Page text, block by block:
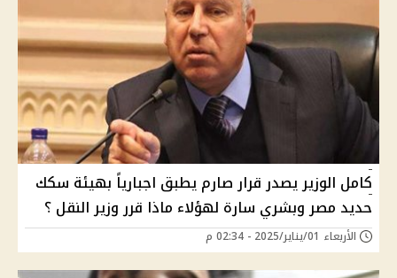
كامل الوزير يصدر قرار صارم يطبق اجبارياً بهيئة سكك
حديد مصر وبشري سارة لهؤلاء ماذا قرر وزير النقل ؟
الأربعاء 01/يناير/2025 - 02:34 م